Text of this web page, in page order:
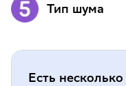
Тип шума
Есть